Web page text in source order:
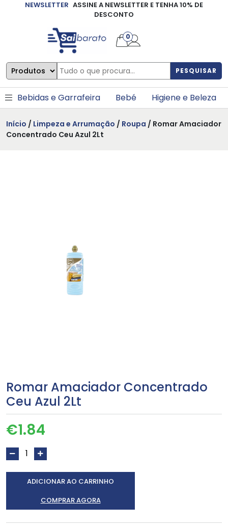
NEWSLETTER ASSINE A NEWSLETTER E TENHA 10% DE
DESCONTO
PESQUISAR
0
Bebidas e Garrafeira Bebé Higiene e Beleza
Início / Limpeza e Arrumação / Roupa / Romar Amaciador
Concentrado Ceu Azul 2Lt
Romar Amaciador Concentrado
Ceu Azul 2Lt
€1.84
ADICIONAR AO CARRINHO
COMPRAR AGORA